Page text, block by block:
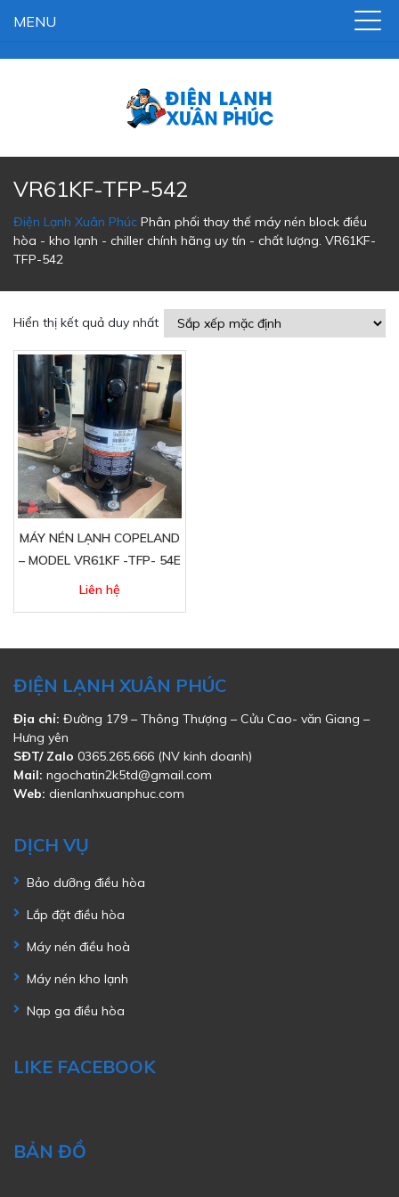
MENU
VR61KF-TFP-542
Điện Lạnh Xuân Phúc Phân phối thay thế máy nén block điều
hòa - kho lạnh - chiller chính hãng uy tín - chất lượng. VR61KF-
TFP-542
Hiển thị kết quả duy nhất
MÁY NÉN LẠNH COPELAND
– MODEL VR61KF -TFP- 54E
Liên hệ
ĐIỆN LẠNH XUÂN PHÚC
Địa chỉ: Đường 179 – Thông Thượng – Cửu Cao- văn Giang –
Hưng yên
SĐT/ Zalo 0365.265.666 (NV kinh doanh)
Mail: ngochatin2k5td@gmail.com
Web: dienlanhxuanphuc.com
DỊCH VỤ
Bảo dưỡng điều hòa
Lắp đặt điều hòa
Máy nén điều hoà
Máy nén kho lạnh
Nạp ga điều hòa
LIKE FACEBOOK
BẢN ĐỒ